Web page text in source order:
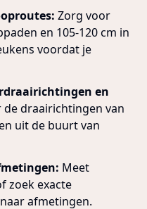
Zorg voor
en 105-120 cm in
voordat je
en
de draairichtingen van
uit de buurt van
Meet
zoek exacte
afmetingen.